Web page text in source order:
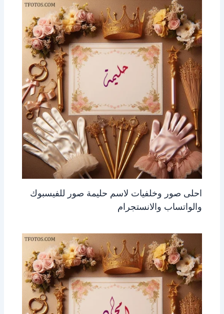
احلى صور وخلفيات لاسم حليمة صور للفيسبوك
والواتساب والانستجرام